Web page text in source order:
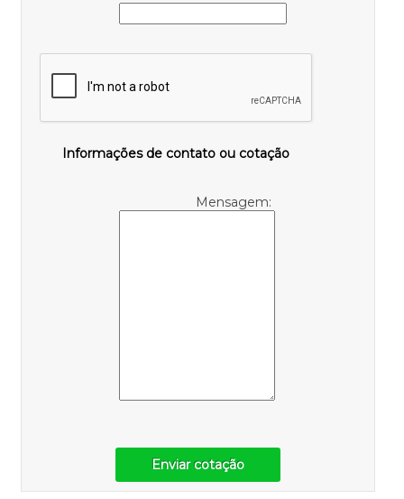
Informações de contato ou cotação
Mensagem:
Enviar cotação